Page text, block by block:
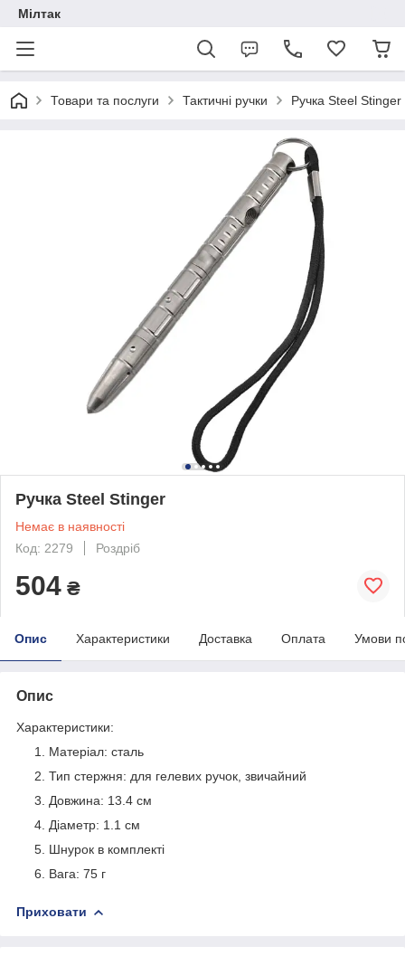
Мілтак
Товари та послуги Тактичні ручки Ручка Steel Stinger
Ручка Steel Stinger
Немає в наявності
Код: 2279
Роздріб
504 ₴
Опис Характеристики Доставка Оплата Умови
Опис
Характеристики:
Матеріал: сталь
Тип стержня: для гелевих ручок, звичайний
Довжина: 13.4 см
Діаметр: 1.1 см
Шнурок в комплекті
Вага: 75 г
Приховати